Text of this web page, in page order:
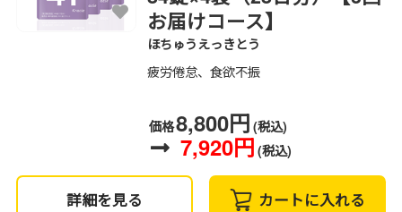
お届けコース】
ほちゅうえっきとう
疲労倦怠、食欲不振
価格8,800円 (税込)
7,920円 (税込)
詳細を見る カートに入れる